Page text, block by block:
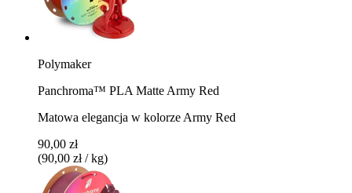
Polymaker
Panchroma™ PLA Matte Army Red
Matowa elegancja w kolorze Army Red
90,00 zł
(90,00 zł / kg)